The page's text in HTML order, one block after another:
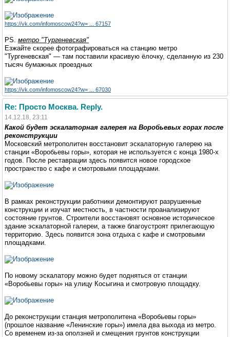
https://vk.com/infomoscow24?w= ... 67157
PS. метро "Тургеневская"
Езжайте скорее фотографироваться на станцию метро
"Тургеневская" — там поставили красивую ёлочку, сделанную из 230
тысяч бумажных проездных
https://vk.com/infomoscow24?w= ... 67030
Re: Просто Москва. Reply.
14.12.18, 23:11
Какой будет эскалаторная галерея на Воробьевых горах после
реконструкции
Московский метрополитен восстановит эскалаторную галерею на
станции «Воробьевы горы», которая не используется с конца 1980-х
годов. После реставрации здесь появится новое городское
пространство с кафе и смотровыми площадками.
В рамках реконструкции работники демонтируют разрушенные
конструкции и изучат местность, в частности проанализируют
состояние грунтов. Строители восстановят основное историческое
здание эскалаторной галереи, а также благоустроят прилегающую
территорию. Здесь появится зона отдыха с кафе и смотровыми
площадками.
По новому эскалатору можно будет подняться от станции
«Воробьевы горы» на улицу Косыгина и смотровую площадку.
До реконструкции станция метрополитена «Воробьевы горы»
(прошлое название «Ленинские горы») имела два выхода из метро.
Со временем из-за оползней и смещения грунтов конструкции